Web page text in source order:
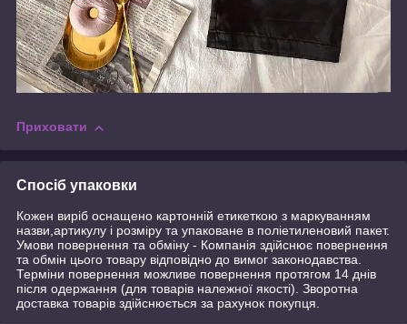
Приховати
Спосіб упаковки
Кожен виріб оснащено картонній етикеткою з маркуванням
назви,артикулу і розміру та упаковане в поліетиленовий пакет.
Умови повернення та обміну - Компанія здійснює повернення
та обмін цього товару відповідно до вимог законодавства.
Терміни повернення можливе повернення протягом 14 днів
після одержання (для товарів належної якості). Зворотна
доставка товарів здійснюється за рахунок покупця.